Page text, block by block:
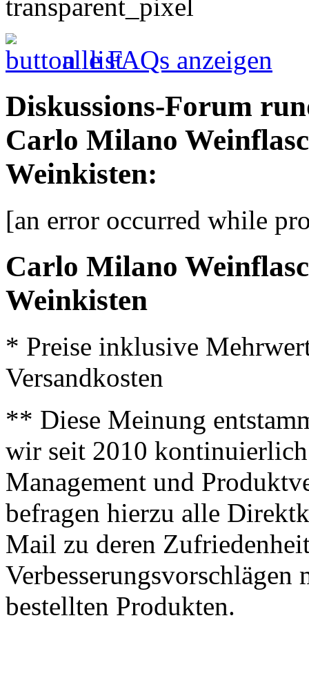
alle FAQs anzeigen
Diskussions-Forum
Carlo Milano
Weinkisten:
[an error occurred while
Carlo Milano
Weinkisten
* Preise inklusive
Versandkosten
** Diese Meinung
wir seit 2010
Management und
befragen hierzu alle
Mail zu deren
bestellten Produkten.